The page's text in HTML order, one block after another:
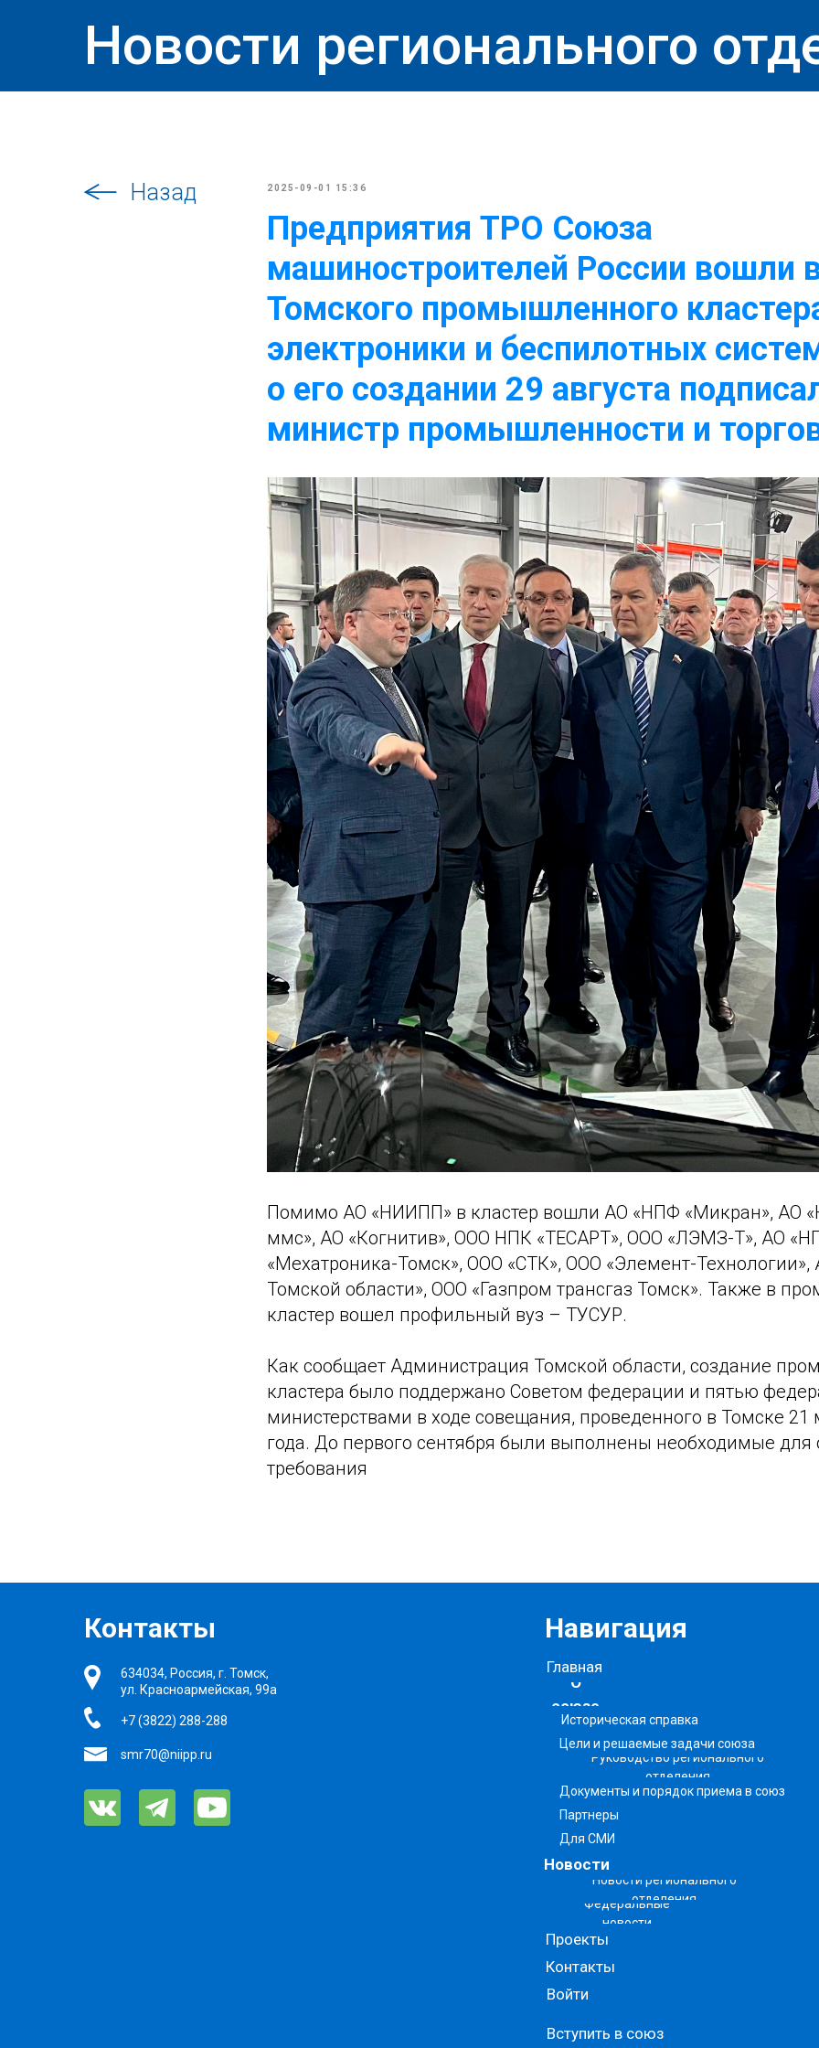
Новости регионального
Назад 2025-09-01 15:36
Предприятия ТРО Союза
машиностроителей России вошли
Томского промышленного
электроники и беспилотных
о его создании 29 августа
министр промышленности и
Помимо АО «НИИПП» в кластер вошли АО «НПФ «Микран», АО
ммс», АО «Когнитив», ООО НПК «ТЕСАРТ», ООО «ЛЭМЗ-Т», АО
«Мехатроника-Томск», ООО «СТК», ООО «Элемент-
Томской области», ООО «Газпром трансгаз Томск». Также в
кластер вошел профильный вуз – ТУСУР.
Как сообщает Администрация Томской области, создание
кластера было поддержано Советом федерации и пятью
министерствами в ходе совещания, проведенного в Томске 21
года. До первого сентября были выполнены необходимые для
требования
634034, Россия, г. Томск,
ул. Красноармейская, 99а
+7 (3822) 288-288
smr70@niipp.ru
Контакты
О
союзе
Новости
Проекты
Контакты
Навигация
Главная
Войти
Вступить в союз
Историческая справка
Цели и решаемые задачи союза
Руководство регионального
отделения
Документы и порядок приема в союз
Партнеры
Для СМИ
Новости регионального
отделения
Федеральные
новости